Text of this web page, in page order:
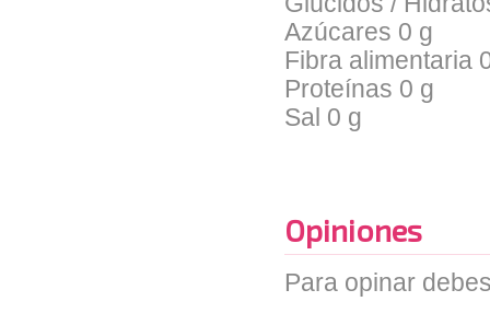
Azúcares 0 g
Fibra alimentaria
Proteínas 0 g
Sal 0 g
Opiniones
Para opinar